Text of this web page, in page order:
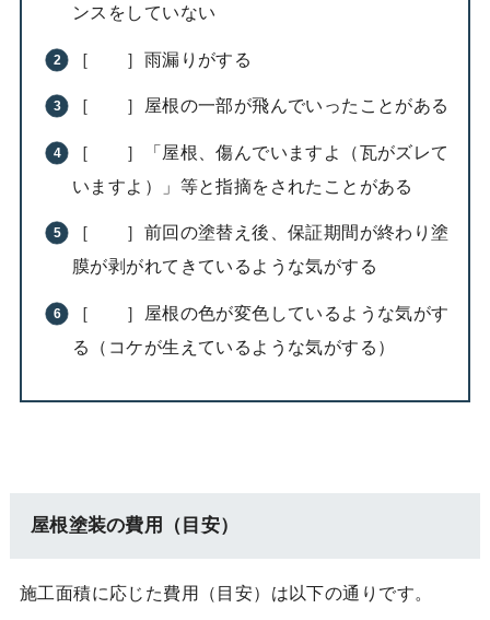
ンスをしていない
［ ］雨漏りがする
［ ］屋根の一部が飛んでいったことがある
［ ］「屋根、傷んでいますよ（瓦がズレて
いますよ）」等と指摘をされたことがある
［ ］前回の塗替え後、保証期間が終わり塗
膜が剥がれてきているような気がする
［ ］屋根の色が変色しているような気がす
る（コケが生えているような気がする）
屋根塗装の費用（目安）
施工面積に応じた費用（目安）は以下の通りです。